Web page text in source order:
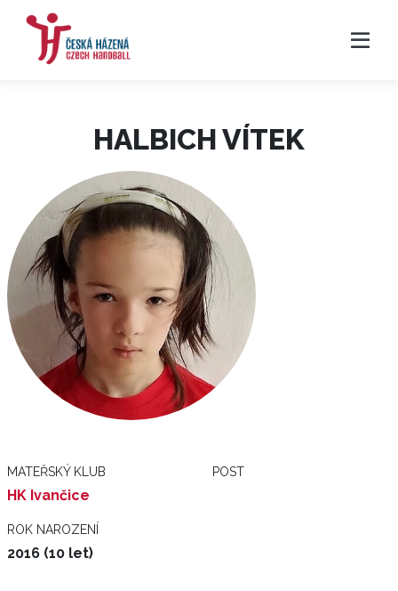
HALBICH VÍTEK
MATEŘSKÝ KLUB
HK Ivančice
POST
ROK NAROZENÍ
2016 (10 let)